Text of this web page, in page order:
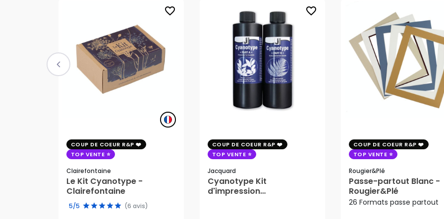
favorite_border
COUP DE COEUR R&P
TOP VENTE
Clairefontaine
Le Kit Cyanotype -
Clairefontaine
5/5 (6 avis)
favorite_border
COUP DE COEUR R&P
TOP VENTE
Jacquard
Cyanotype Kit
d'impression
COUP DE COEUR R&P
TOP VENTE
Rougier&plé
Passe-partout Blanc -
Rougier&Plé
26 Formats passe partout
2,85 €